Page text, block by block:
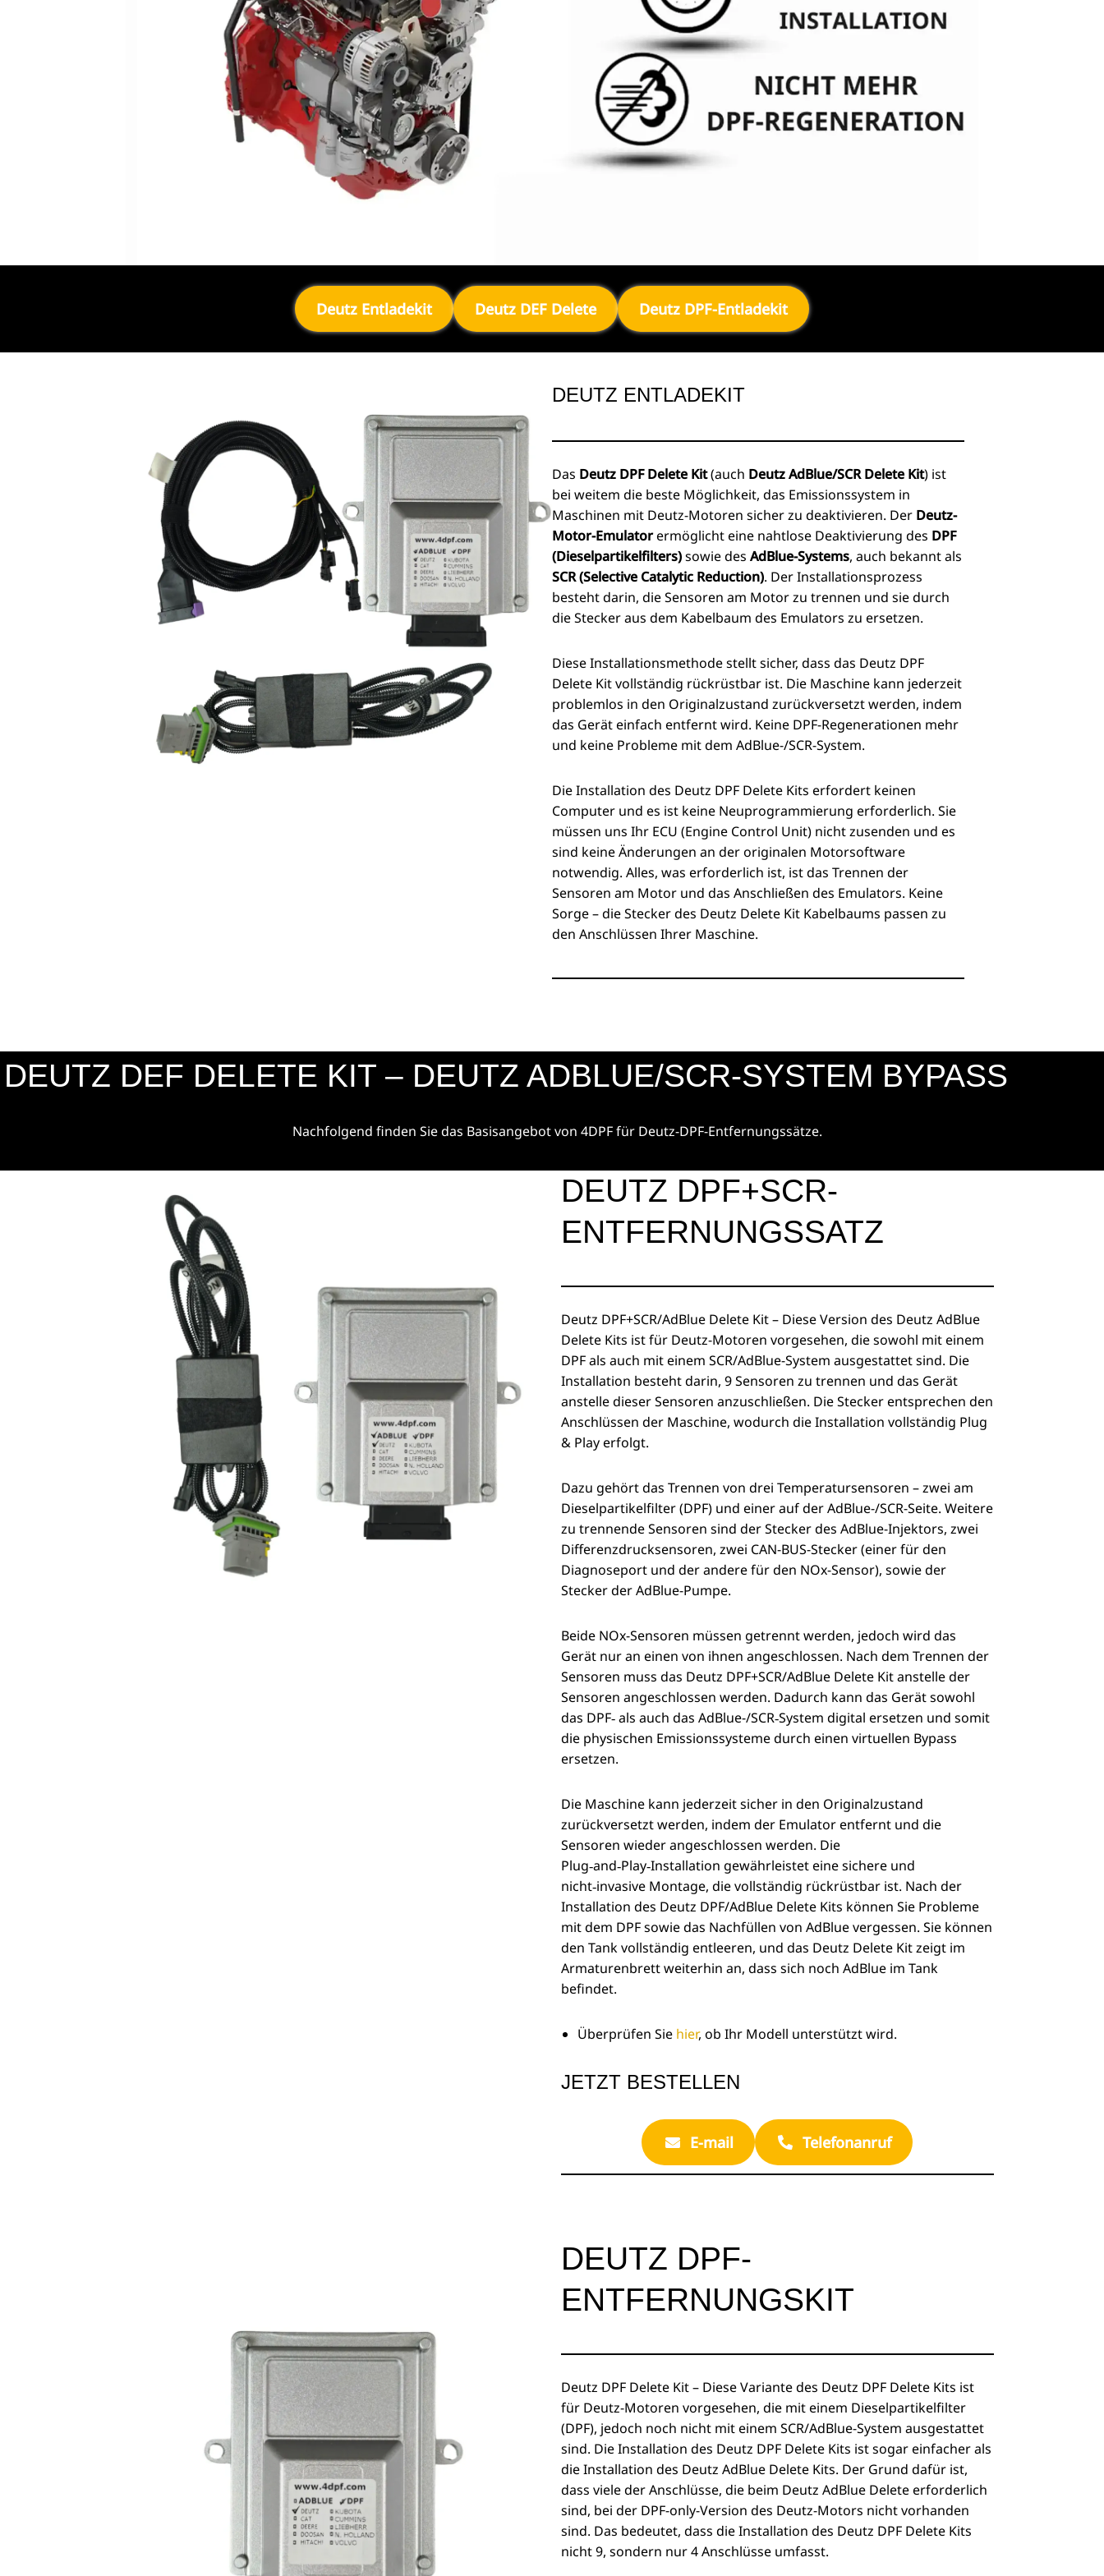
Deutz Entladekit Deutz DEF Delete Deutz DPF-Entladekit
DEUTZ ENTLADEKIT
Das Deutz DPF Delete Kit(auch Deutz AdBlue/SCR Delete Kit) ist
bei weitem die beste Möglichkeit, das Emissionssystem in
Maschinen mit Deutz-Motoren sicher zu deaktivieren. Der Deutz-
Motor-Emulatorermöglicht eine nahtlose Deaktivierung des DPF
(Dieselpartikelfilters)sowie des AdBlue-Systems, auch bekannt als
SCR (Selective Catalytic Reduction). Der Installationsprozess
besteht darin, die Sensoren am Motor zu trennen und sie durch
die Stecker aus dem Kabelbaum des Emulators zu ersetzen.
Diese Installationsmethode stellt sicher, dass das Deutz DPF
Delete Kit vollständig rückrüstbar ist. Die Maschine kann jederzeit
problemlos in den Originalzustand zurückversetzt werden, indem
das Gerät einfach entfernt wird. Keine DPF-Regenerationen mehr
und keine Probleme mit dem AdBlue-/SCR-System.
Die Installation des Deutz DPF Delete Kits erfordert keinen
Computer und es ist keine Neuprogrammierung erforderlich. Sie
müssen uns Ihr ECU (Engine Control Unit) nicht zusenden und es
sind keine Änderungen an der originalen Motorsoftware
notwendig. Alles, was erforderlich ist, ist das Trennen der
Sensoren am Motor und das Anschließen des Emulators. Keine
Sorge – die Stecker des Deutz Delete Kit Kabelbaums passen zu
den Anschlüssen Ihrer Maschine.
DEUTZ DEF DELETE KIT – DEUTZ ADBLUE/SCR-SYSTEM BYPASS
Nachfolgend finden Sie das Basisangebot von 4DPF für Deutz-DPF-Entfernungssätze.
DEUTZ DPF+SCR-
ENTFERNUNGSSATZ
Deutz DPF+SCR/AdBlue Delete Kit – Diese Version des Deutz AdBlue
Delete Kits ist für Deutz-Motoren vorgesehen, die sowohl mit einem
DPF als auch mit einem SCR/AdBlue-System ausgestattet sind. Die
Installation besteht darin, 9 Sensoren zu trennen und das Gerät
anstelle dieser Sensoren anzuschließen. Die Stecker entsprechen den
Anschlüssen der Maschine, wodurch die Installation vollständig Plug
& Play erfolgt.
Dazu gehört das Trennen von drei Temperatursensoren – zwei am
Dieselpartikelfilter (DPF) und einer auf der AdBlue-/SCR-Seite. Weitere
zu trennende Sensoren sind der Stecker des AdBlue-Injektors, zwei
Differenzdrucksensoren, zwei CAN-BUS-Stecker (einer für den
Diagnoseport und der andere für den NOx-Sensor), sowie der
Stecker der AdBlue-Pumpe.
Beide NOx-Sensoren müssen getrennt werden, jedoch wird das
Gerät nur an einen von ihnen angeschlossen. Nach dem Trennen der
Sensoren muss das Deutz DPF+SCR/AdBlue Delete Kit anstelle der
Sensoren angeschlossen werden. Dadurch kann das Gerät sowohl
das DPF‑ als auch das AdBlue-/SCR‑System digital ersetzen und somit
die physischen Emissionssysteme durch einen virtuellen Bypass
ersetzen.
Die Maschine kann jederzeit sicher in den Originalzustand
zurückversetzt werden, indem der Emulator entfernt und die
Sensoren wieder angeschlossen werden. Die
Plug‑and‑Play‑Installation gewährleistet eine sichere und
nicht‑invasive Montage, die vollständig rückrüstbar ist. Nach der
Installation des Deutz DPF/AdBlue Delete Kits können Sie Probleme
mit dem DPF sowie das Nachfüllen von AdBlue vergessen. Sie können
den Tank vollständig entleeren, und das Deutz Delete Kit zeigt im
Armaturenbrett weiterhin an, dass sich noch AdBlue im Tank
befindet.
Überprüfen Sie hier, ob Ihr Modell unterstützt wird.
JETZT BESTELLEN
E-mail Telefonanruf
DEUTZ DPF-
ENTFERNUNGSKIT
Deutz DPF Delete Kit – Diese Variante des Deutz DPF Delete Kits ist
für Deutz-Motoren vorgesehen, die mit einem Dieselpartikelfilter
(DPF), jedoch noch nicht mit einem SCR/AdBlue-System ausgestattet
sind. Die Installation des Deutz DPF Delete Kits ist sogar einfacher als
die Installation des Deutz AdBlue Delete Kits. Der Grund dafür ist,
dass viele der Anschlüsse, die beim Deutz AdBlue Delete erforderlich
sind, bei der DPF-only-Version des Deutz-Motors nicht vorhanden
sind. Das bedeutet, dass die Installation des Deutz DPF Delete Kits
nicht 9, sondern nur 4 Anschlüsse umfasst.